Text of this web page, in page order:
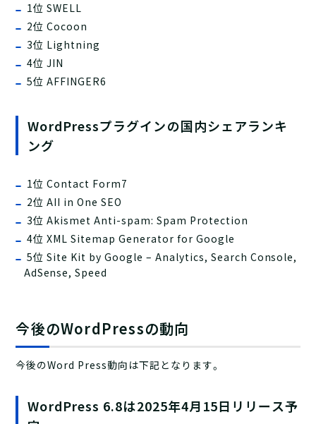
1位 SWELL
2位 Cocoon
3位 Lightning
4位 JIN
5位 AFFINGER6
WordPressプラグインの国内シェアランキ
ング
1位 Contact Form7
2位 AII in One SEO
3位 Akismet Anti-spam: Spam Protection
4位 XML Sitemap Generator for Google
5位 Site Kit by Google – Analytics, Search Console,
AdSense, Speed
今後のWordPressの動向
今後のWord Press動向は下記となります。
WordPress 6.8は2025年4月15日リリース予